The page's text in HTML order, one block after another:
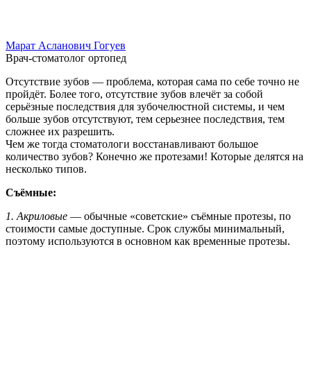
Марат Асланович Гогуев
Врач-стоматолог ортопед
Отсутствие зубов — проблема, которая сама по себе точно не
пройдёт. Более того, отсутствие зубов влечёт за собой
серьёзные последствия для зубочелюстной системы, и чем
больше зубов отсутствуют, тем серьезнее последствия, тем
сложнее их разрешить.
Чем же тогда стоматологи восстанавливают большое
количество зубов? Конечно же протезами! Которые делятся на
несколько типов.
Съёмные:
1. Акриловые — обычные «советские» съёмные протезы, по
стоимости самые доступные. Срок службы минимальный,
поэтому используются в основном как временные протезы.